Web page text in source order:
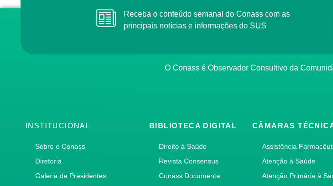
Receba o conteúdo semanal do Conass com as
principais notícias e informações do SUS
O Conass é Observador Consultivo da
INSTITUCIONAL
Sobre o Conass
Diretoria
Galeria de Presidentes
BIBLIOTECA DIGITAL
Direito à Saúde
Revista Consensus
Conass Documenta
CÂMARAS
Assistência
Atenção à Saúde
Atenção Primária à